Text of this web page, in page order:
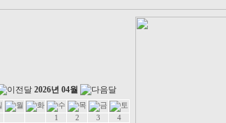
2026년 04월
1 2 3
4